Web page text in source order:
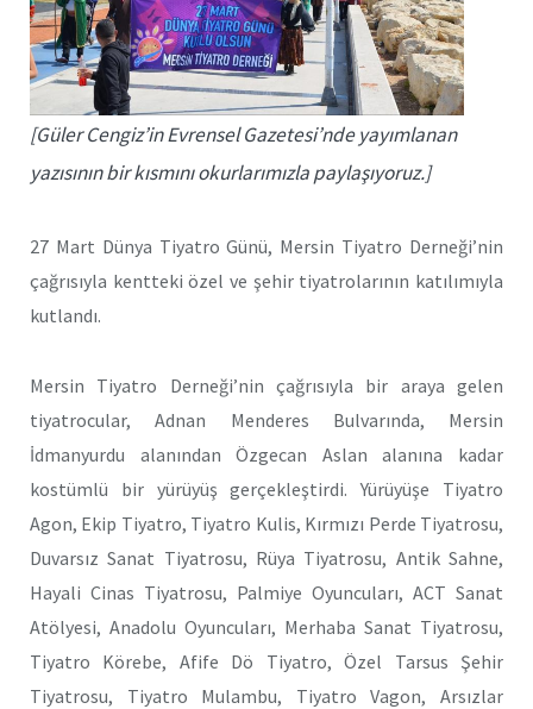
[Güler Cengiz’in Evrensel Gazetesi’nde yayımlanan
yazısının bir kısmını okurlarımızla paylaşıyoruz.]
27 Mart Dünya Tiyatro Günü, Mersin Tiyatro Derneği’nin
çağrısıyla kentteki özel ve şehir tiyatrolarının katılımıyla
kutlandı.
Mersin Tiyatro Derneği’nin çağrısıyla bir araya gelen
tiyatrocular, Adnan Menderes Bulvarında, Mersin
İdmanyurdu alanından Özgecan Aslan alanına kadar
kostümlü bir yürüyüş gerçekleştirdi. Yürüyüşe Tiyatro
Agon, Ekip Tiyatro, Tiyatro Kulis, Kırmızı Perde Tiyatrosu,
Duvarsız Sanat Tiyatrosu, Rüya Tiyatrosu, Antik Sahne,
Hayali Cinas Tiyatrosu, Palmiye Oyuncuları, ACT Sanat
Atölyesi, Anadolu Oyuncuları, Merhaba Sanat Tiyatrosu,
Tiyatro Körebe, Afife Dö Tiyatro, Özel Tarsus Şehir
Tiyatrosu, Tiyatro Mulambu, Tiyatro Vagon, Arsızlar